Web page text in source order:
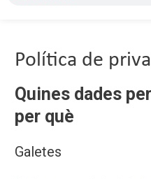
Política de
Quines dades
per què
Galetes